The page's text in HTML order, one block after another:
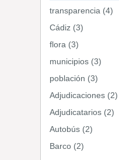
transparencia (4)
Cádiz (3)
flora (3)
municipios (3)
población (3)
Adjudicaciones (2)
Adjudicatarios (2)
Autobús (2)
Barco (2)